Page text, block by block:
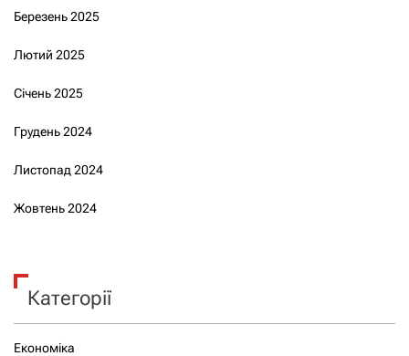
Березень 2025
Лютий 2025
Січень 2025
Грудень 2024
Листопад 2024
Жовтень 2024
Категорії
Економіка